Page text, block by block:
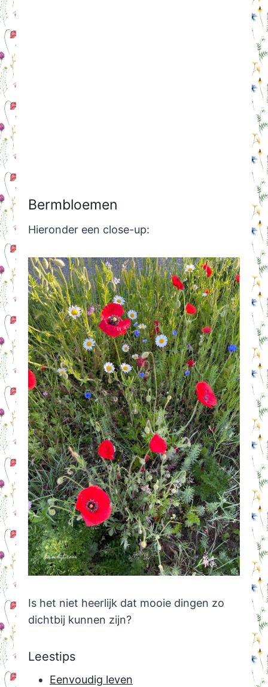
Bermbloemen
Hieronder een close-up:
Is het niet heerlijk dat mooie dingen zo
dichtbij kunnen zijn?
Leestips
Eenvoudig leven